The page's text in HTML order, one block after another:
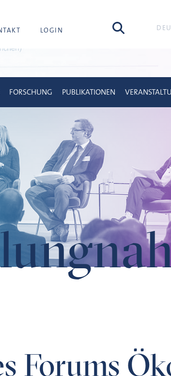
LOGIN Suche
FORSCHUNG PUBLIKATIONEN
Forums